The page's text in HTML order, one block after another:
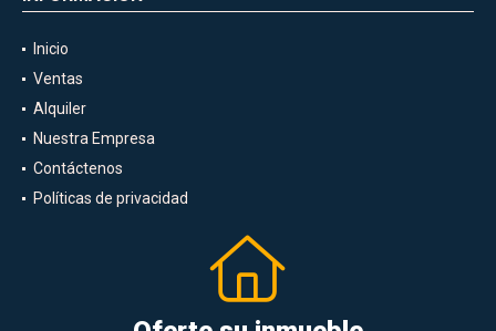
Inicio
Ventas
Alquiler
Nuestra Empresa
Contáctenos
Políticas de privacidad